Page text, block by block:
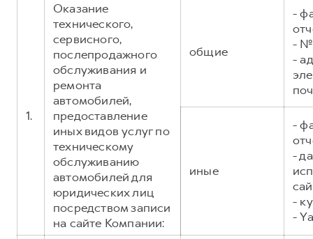
АКСЕССУАРЫ HAVAL
Автомобильные аксессуары
Коллекция CITY
Коллекция Базовая
Коллекция Детская
Коллекция CITY
Коллекция Базовая
Коллекция Детская
1.
Оказание
технического,
сервисного,
послепродажного
обслуживания и
ремонта
автомобилей,
предоставление
иных видов услуг по
техническому
обслуживанию
автомобилей для
юридических лиц
посредством записи
на сайте Компании:
общие
-
- №
-
иные
-
-
-
-